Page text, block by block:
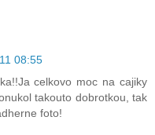
08:55
celkovo moc na cajiky
takouto dobrotkou, tak
foto!